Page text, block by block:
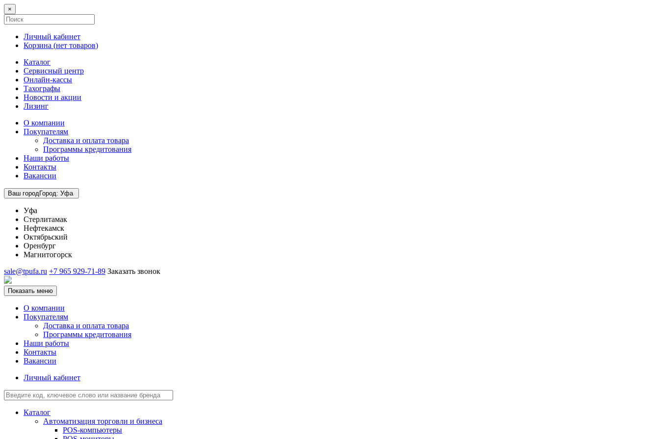
×
Личный кабинет
Корзина (нет товаров)
Каталог
Сервисный центр
Онлайн-кассы
Тахографы
Новости и акции
Лизинг
О компании
Покупателям
Доставка и оплата товара
Программы кредитования
Наши работы
Контакты
Вакансии
Ваш городГород: Уфа
Уфа
Стерлитамак
Нефтекамск
Октябрьский
Оренбург
Магнитогорск
sale@tpufa.ru +7 965 929-71-89 Заказать звонок
Показать меню
О компании
Покупателям
Доставка и оплата товара
Программы кредитования
Наши работы
Контакты
Вакансии
Личный кабинет
Каталог
Автоматизация торговли и бизнеса
POS-компьютеры